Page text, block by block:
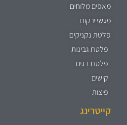
מאפים מלוחים
מגשי ירקות
פלטת נקניקים
פלטת גבינות
פלטת דגים
קישים
פיצות
קייטרינג